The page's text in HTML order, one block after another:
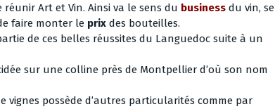
Art et Vin. Ainsi va le sens du business du vin, se
faire monter le prix des bouteilles.
de ces belles réussites du Languedoc suite à un
sur une colline près de Montpellier d’où son nom
vignes possède d’autres particularités comme par